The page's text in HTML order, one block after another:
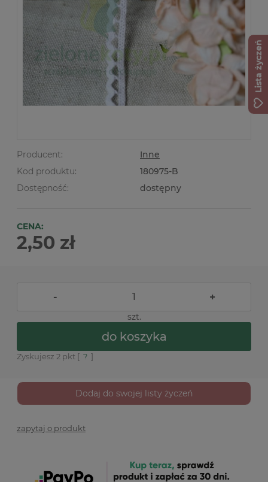
Producent:
Inne
Kod produktu:
180975-B
Dostępność:
dostępny
CENA:
2,50 zł
- +
szt.
do koszyka
Zyskujesz 2 pkt [ ? ]
Dodaj do swojej listy życzeń
zapytaj o produkt
Lista życzeń